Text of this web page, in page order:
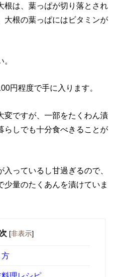
根は、葉っぱが切り落とされ
大根の葉っぱにはビタミンが
円程度で手に入ります。
変ですが、一部をたくわん漬
らしでも十分食べきることが
っているし甘過ぎるので、
量のたくあんを漬けていま
[非表示]
方